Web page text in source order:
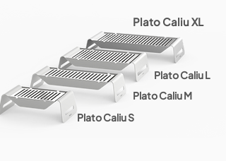
Plato Caliu L
Plato Caliu M
Plato Caliu S
Plato Caliu XL